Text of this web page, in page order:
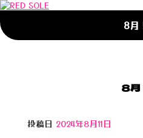
8月
8月
投稿日 2024年8月11日